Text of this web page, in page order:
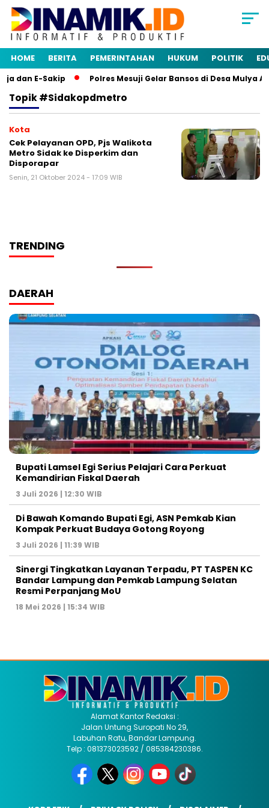
HOME BERITA PEMERINTAHAN HUKUM POLITIK
dan E-Sakip Polres Mesuji Gelar Bansos di Desa Mulya
Topik#sidakopdmetro
Kota
Cek Pelayanan OPD, Pjs Walikota
Metro Sidak ke Disperkim dan
Disporapar
Senin, 21 Oktober 2024 - 17:09 WIB
TRENDING
DAERAH
Bupati Lamsel Egi Serius Pelajari Cara Perkuat
Kemandirian Fiskal Daerah
3 Juli 2026 | 12:30 WIB
Di Bawah Komando Bupati Egi, ASN Pemkab Kian
Kompak Perkuat Budaya Gotong Royong
3 Juli 2026 | 11:39 WIB
Sinergi Tingkatkan Layanan Terpadu, PT TASPEN KC
Bandar Lampung dan Pemkab Lampung Selatan
Resmi Perpanjang MoU
18 Mei 2026 | 15:34 WIB
Alamat Kantor Redaksi :
Jalan Untung Suropati No 29,
Labuhan Ratu, Bandar Lampung.
Telp : 081373023592 / 085384230386.